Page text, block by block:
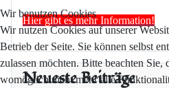
Hier gibt es mehr Information!
Neueste Beiträge
Wir benutzen Cookies
Wir nutzen Cookies auf unserer
Betrieb der Seite. Sie können selbst
zulassen möchten. Bitte beachten Sie,
womöglich nicht mehr alle